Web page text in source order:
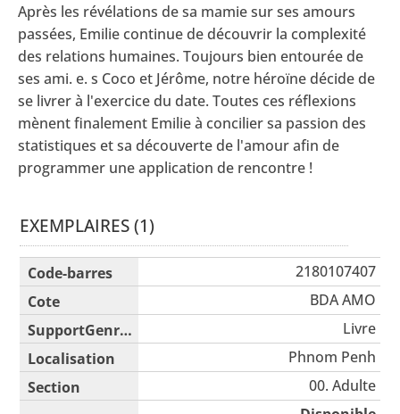
Après les révélations de sa mamie sur ses amours
passées, Emilie continue de découvrir la complexité
des relations humaines. Toujours bien entourée de
ses ami. e. s Coco et Jérôme, notre héroïne décide de
se livrer à l'exercice du date. Toutes ces réflexions
mènent finalement Emilie à concilier sa passion des
statistiques et sa découverte de l'amour afin de
programmer une application de rencontre !
EXEMPLAIRES (1)
Liste des exemplaires
2180107407
BDA AMO
Livre
Phnom Penh
00. Adulte